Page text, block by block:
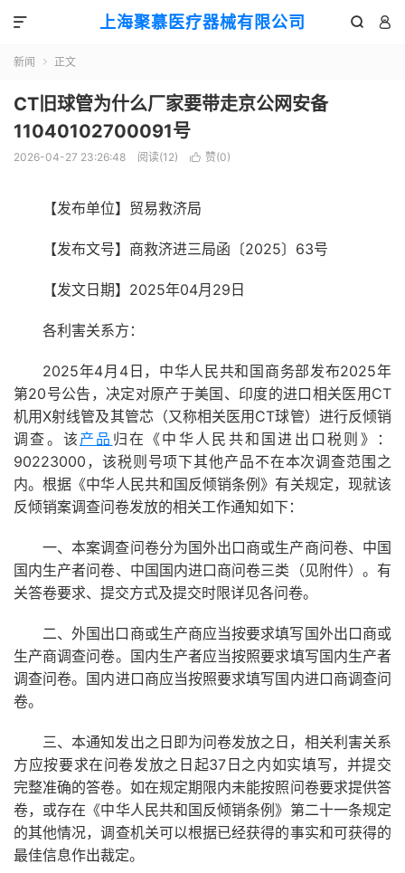
上海聚慕医疗器械有限公司  

新闻  正文
CT旧球管为什么厂家要带走京公网安备
11040102700091号
2026-04-27 23:26:48 阅读(12)  赞(0)
【发布单位】贸易救济局
【发布文号】商救济进三局函〔2025〕 63号
【发文日期】 2025年04月 29 日
各利害关系方：
2025年4月 4日，中华人民共和国商务部发布2025年
第20号公告，决定对原产于美国、印度的进口相关医用 CT
机用X射线管及其管芯（又称相关医用 CT球管）进行反倾销
调查。该 产品 归在《中华人民共和国进出口税则》：
90223000 ，该税则号项下其他产品不在本次调查范围之
内。根据《中华人民共和国反倾销条例》有关规定，现就该
反倾销案调查问卷发放的相关工作通知如下：
一、本案调查问卷分为国外出口商或生产商问卷、中国
国内生产者问卷、中国国内进口商问卷三类（见附件）。有
关答卷要求、提交方式及提交时限详见各问卷。
二、外国出口商或生产商应当按要求填写国外出口商或
生产商调查问卷。国内生产者应当按照要求填写国内生产者
调查问卷。国内进口商应当按照要求填写国内进口商调查问
卷。
三、本通知发出之日即为问卷发放之日，相关利害关系
方应按要求在问卷发放之日起37 日之内如实填写，并提交
完整准确的答卷。如在规定期限内未能按照问卷要求提供答
卷，或存在《中华人民共和国反倾销条例》第二十一条规定
的其他情况，调查机关可以根据已经获得的事实和可获得的
最佳信息作出裁定。